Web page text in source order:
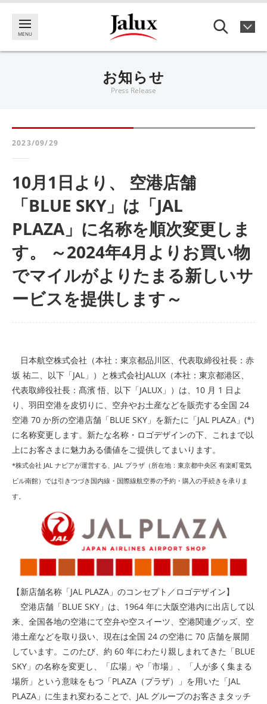
お知らせ
Press Release
2023/09/29
10月1日より、 空港店舗
「BLUE SKY」は「JAL
PLAZA」に名称を順次変更しま
す。 ～2024年4月よりお買い物
でマイルがよりたまる新しいサ
ービスを提供します～
日本航空株式会社（本社：東京都品川区、代表取締役社長：赤
坂 祐二、以下「JAL」）と株式会社JALUX（本社：東京都港区、
代表取締役社長：髙濱 悟、以下「JALUX」）は、10 月 1 日よ
り、羽田空港を皮切りに、空弁やお土産などを販売する全国 24
空港 70 か所の空港店舗「BLUE SKY」を新たに「JAL PLAZA」(*)
に名称変更します。新たな名称・ロゴデザインの下、これまで以
上にお客さまに魅力ある価値をご提供してまいります。
*株式会社 JAL ナビアが運営する、JAL プラザ（所在地：東京都中央区 有楽町電気
ビル南館）では引きつづき国内線・国際線航空券の予約・購入の手続きを承りま
す。
【新店舗名称「JAL PLAZA」のコンセプト／ロゴデザイン】
空港店舗「BLUE SKY」は、1964 年に大阪空港内に出店して以
来、全国各地の空港にて空弁や空スイーツ、空港関連グッズ、空
港土産などを取り扱い、現在は全国 24 の空港に 70 店舗を展開
しています。このたび、約 60 年にわたり親しまれてきた「BLUE
SKY」の名称を変更し、「広場」や「市場」、「人が多く集まる
場所」という意味をもつ「PLAZA（プラザ）」を用いた「JAL
PLAZA」に生まれ変わることで、JAL グループのお客さまタッチ